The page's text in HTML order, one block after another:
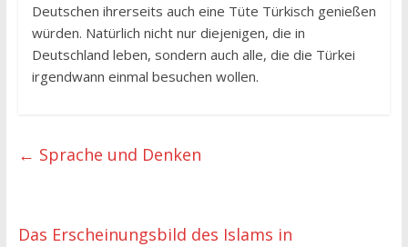
Deutschen ihrerseits auch eine Tüte Türkisch genießen
würden. Natürlich nicht nur diejenigen, die in
Deutschland leben, sondern auch alle, die die Türkei
irgendwann einmal besuchen wollen.
← Sprache und Denken
Das Erscheinungsbild des Islams in